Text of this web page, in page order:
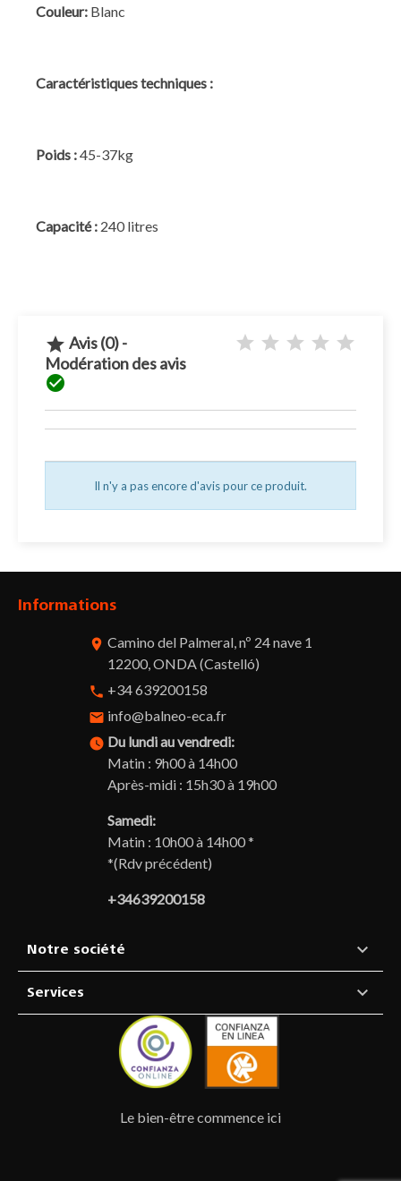
Couleur: Blanc
Caractéristiques techniques :
Poids :45-37kg
Capacité : 240 litres
 Avis (0) -
Modération des avis

Il n'y a pas encore d'avis pour ce produit.
Informations
room Camino del Palmeral, nº 24 nave 1
12200, ONDA (Castelló)
phone +34 639200158
email info@balneo-eca.fr
watch_later Du lundi au vendredi:
Matin : 9h00 à 14h00
Après-midi : 15h30 à 19h00
Samedi:
Matin : 10h00 à 14h00 *
*(Rdv précédent)
+34639200158
Notre société 
Services 
Le bien-être commence ici